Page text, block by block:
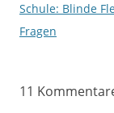
Schule: Blinde
Fragen
11